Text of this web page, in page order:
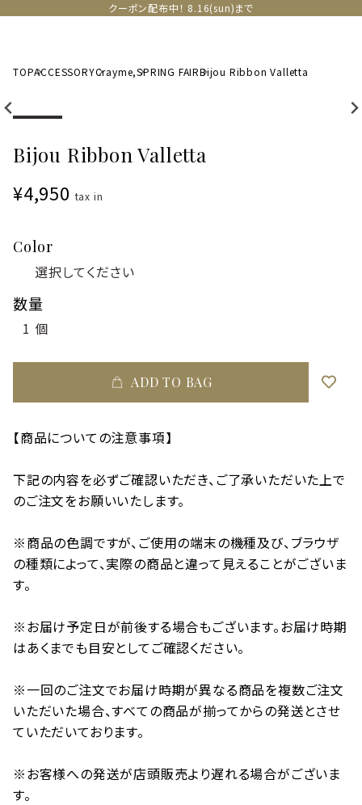
クーポン配布中！ 8.16(sun)まで
TOPACCESSORYCrayme,SPRING FAIRBijou Ribbon Valletta
Bijou Ribbon Valletta
¥4,950 tax in
Color
数量
ADD TO BAG
【商品についての注意事項】
下記の内容を必ずご確認いただき、ご了承いただいた上で
のご注文をお願いいたします。
※商品の色調ですが、ご使用の端末の機種及び、ブラウザ
の種類によって、実際の商品と違って見えることがございま
す。
※お届け予定日が前後する場合もございます。お届け時期
はあくまでも目安としてご確認ください。
※一回のご注文でお届け時期が異なる商品を複数ご注文
いただいた場合、すべての商品が揃ってからの発送とさせ
ていただいております。
※お客様への発送が店頭販売より遅れる場合がございま
す。